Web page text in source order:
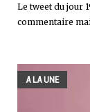
Le tweet du jour
commentaire
A LA UNE